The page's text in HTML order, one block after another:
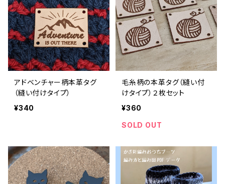
アドベンチャー柄本革タグ
（縫い付けタイプ）
¥340
毛糸柄の本革タグ（縫い付
けタイプ）２枚セット
¥360
SOLD OUT